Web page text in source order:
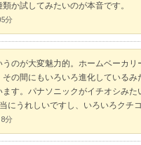
か試してみたいのが本音です。
分
のが大変魅力的。ホームベーカ
の間にもいろいろ進化している
す。パナソニックがイチオシみた
にうれしいですし、いろいろクチ
分